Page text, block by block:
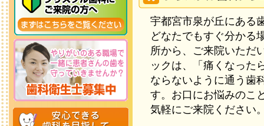
宇都宮市泉が丘にある
どなたでもすぐ分かる
所から、ご来院いただ
ックは、「痛くなった
ならないように通う歯
す。お口にお悩みのこ
気軽にご来院ください